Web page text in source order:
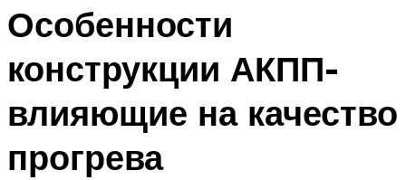
Особенности
конструкции АКПП-
влияющие на качество
прогрева